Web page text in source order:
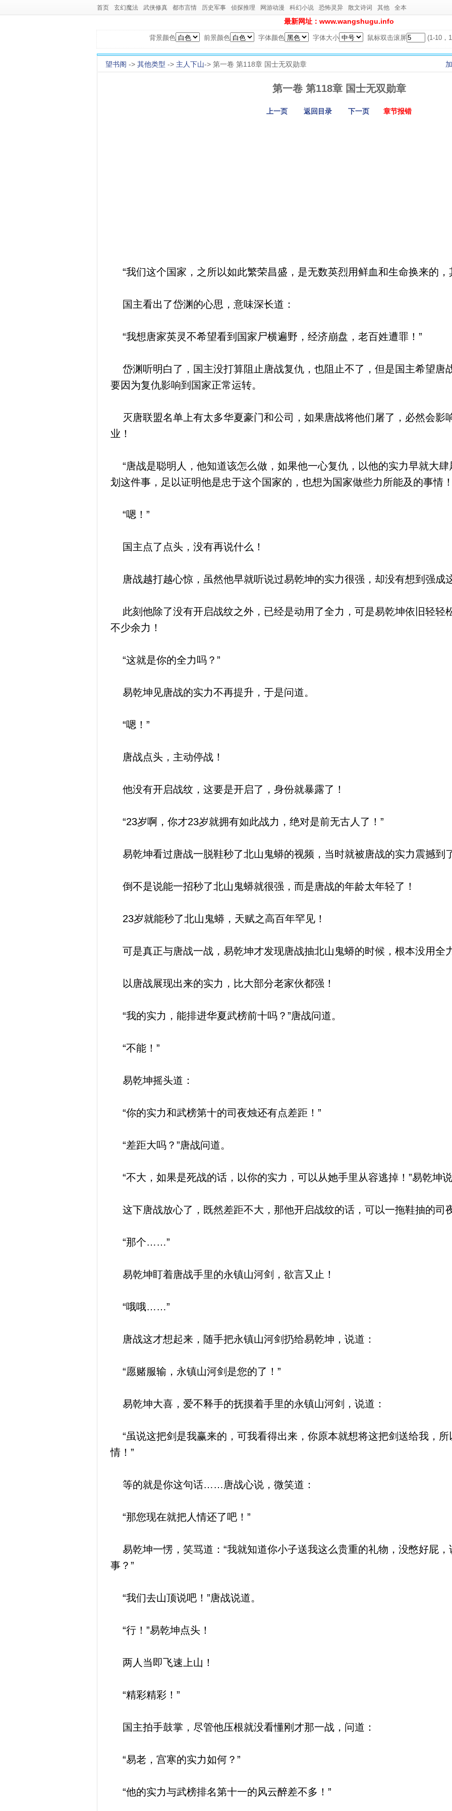
首页 玄幻魔法 武侠修真 都市言情 历史军事 侦探推理 网游动漫 科幻小说 恐怖灵异 散文诗词 其他 全本
最新网址：www.wangshugu.info
背景颜色 前景颜色 字体颜色 字体大小 鼠标双击滚屏 (1-10，
望书阁 -> 其他类型 -> 主人下山-> 第一卷 第118章 国士无双勋章
第一卷 第118章 国士无双勋章
上一页 返回目录 下一页 章节报错
“我们这个国家，之所以如此繁荣昌盛，是无数英烈用鲜血和生命换来的，
国主看出了岱渊的心思，意味深长道：
“我想唐家英灵不希望看到国家尸横遍野，经济崩盘，老百姓遭罪！”
岱渊听明白了，国主没打算阻止唐战复仇，也阻止不了，但是国主希望唐
要因为复仇影响到国家正常运转。
灭唐联盟名单上有太多华夏豪门和公司，如果唐战将他们屠了，必然会影
业！
“唐战是聪明人，他知道该怎么做，如果他一心复仇，以他的实力早就大
划这件事，足以证明他是忠于这个国家的，也想为国家做些力所能及的事情
“嗯！”
国主点了点头，没有再说什么！
唐战越打越心惊，虽然他早就听说过易乾坤的实力很强，却没有想到强成
此刻他除了没有开启战纹之外，已经是动用了全力，可是易乾坤依旧轻轻
不少余力！
“这就是你的全力吗？”
易乾坤见唐战的实力不再提升，于是问道。
“嗯！”
唐战点头，主动停战！
他没有开启战纹，这要是开启了，身份就暴露了！
“23岁啊，你才23岁就拥有如此战力，绝对是前无古人了！”
易乾坤看过唐战一脱鞋秒了北山鬼蟒的视频，当时就被唐战的实力震撼到
倒不是说能一招秒了北山鬼蟒就很强，而是唐战的年龄太年轻了！
23岁就能秒了北山鬼蟒，天赋之高百年罕见！
可是真正与唐战一战，易乾坤才发现唐战抽北山鬼蟒的时候，根本没用全
以唐战展现出来的实力，比大部分老家伙都强！
“我的实力，能排进华夏武榜前十吗？”唐战问道。
“不能！”
易乾坤摇头道：
“你的实力和武榜第十的司夜烛还有点差距！”
“差距大吗？”唐战问道。
“不大，如果是死战的话，以你的实力，可以从她手里从容逃掉！”易乾坤
这下唐战放心了，既然差距不大，那他开启战纹的话，可以一拖鞋抽的司
“那个……”
易乾坤盯着唐战手里的永镇山河剑，欲言又止！
“哦哦……”
唐战这才想起来，随手把永镇山河剑扔给易乾坤，说道：
“愿赌服输，永镇山河剑是您的了！”
易乾坤大喜，爱不释手的抚摸着手里的永镇山河剑，说道：
“虽说这把剑是我赢来的，可我看得出来，你原本就想将这把剑送给我，
情！”
等的就是你这句话……唐战心说，微笑道：
“那您现在就把人情还了吧！”
易乾坤一愣，笑骂道：“我就知道你小子送我这么贵重的礼物，没憋好屁
事？”
“我们去山顶说吧！”唐战说道。
“行！”易乾坤点头！
两人当即飞速上山！
“精彩精彩！”
国主拍手鼓掌，尽管他压根就没看懂刚才那一战，问道：
“易老，宫寒的实力如何？”
“他的实力与武榜排名第十一的风云醉差不多！”